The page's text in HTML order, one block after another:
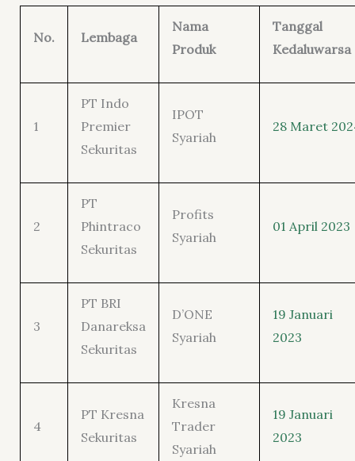
No. Lembaga
Nama
Produk
Tanggal
Kedaluwarsa
1
PT Indo
Premier
Sekuritas
IPOT
Syariah
28 Maret
2
PT
Phintraco
Sekuritas
Profits
Syariah
01 April 2023
3
PT BRI
Danareksa
Sekuritas
D’ONE
Syariah
19 Januari
2023
4
PT Kresna
Sekuritas
Kresna
Trader
Syariah
19 Januari
2023